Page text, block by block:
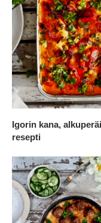
Igorin kana,
resepti